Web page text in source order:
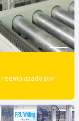
reemplazado por